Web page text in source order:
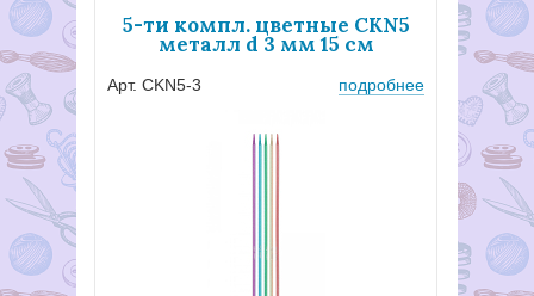
5-ти компл. цветные CKN5
металл d 3 мм 15 см
Арт. CKN5-3 подробнее